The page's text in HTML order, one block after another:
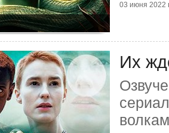
03 июня 2022
Их